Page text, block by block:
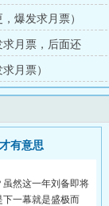
爆发求月票）
求月票，后面还
月票）
有意思
然这一年刘备即将
下一幕就是盛极而